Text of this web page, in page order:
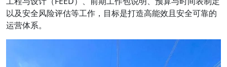
以及安全风险评估等工作，目标是打造高能效且安全可靠的
运营体系。